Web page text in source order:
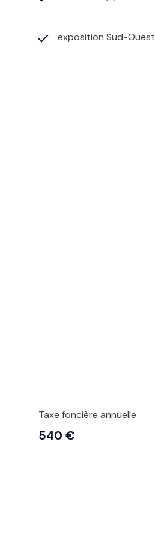
exposition Sud-Ouest
Taxe foncière annuelle
540 €